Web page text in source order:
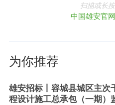
扫描或长
中国雄安官
为你推荐
雄安招标丨容城县城区主次
程设计施工总承包（一期）